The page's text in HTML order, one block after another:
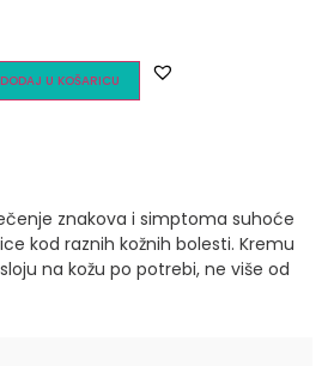
DODAJ U KOŠARICU
znakova i simptoma suhoće
kod raznih kožnih bolesti. Kremu
na kožu po potrebi, ne više od